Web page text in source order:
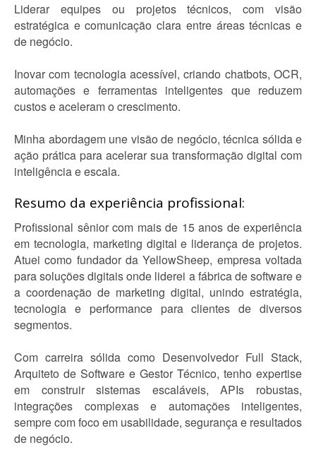
Liderar equipes ou projetos técnicos, com visão
estratégica e comunicação clara entre áreas técnicas e
de negócio.
Inovar com tecnologia acessível, criando chatbots, OCR,
automações e ferramentas inteligentes que reduzem
custos e aceleram o crescimento.
Minha abordagem une visão de negócio, técnica sólida e
ação prática para acelerar sua transformação digital com
inteligência e escala.
Resumo da experiência profissional:
Profissional sênior com mais de 15 anos de experiência
em tecnologia, marketing digital e liderança de projetos.
Atuei como fundador da YellowSheep, empresa voltada
para soluções digitais onde liderei a fábrica de software e
a coordenação de marketing digital, unindo estratégia,
tecnologia e performance para clientes de diversos
segmentos.
Com carreira sólida como Desenvolvedor Full Stack,
Arquiteto de Software e Gestor Técnico, tenho expertise
em construir sistemas escaláveis, APIs robustas,
integrações complexas e automações inteligentes,
sempre com foco em usabilidade, segurança e resultados
de negócio.